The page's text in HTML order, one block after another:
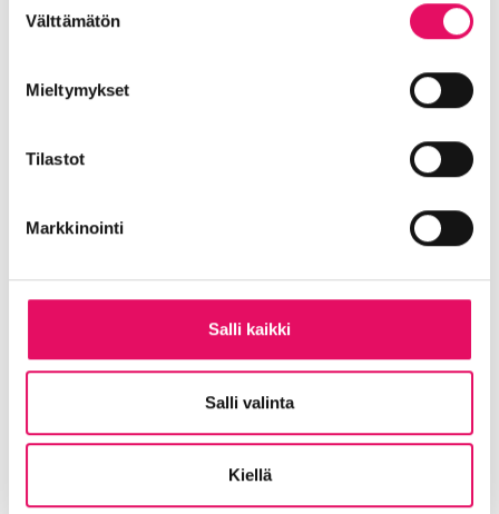
valinta
Välttämätön
Mieltymykset
Tilastot
Markkinointi
Salli kaikki
Salli valinta
Kiellä
mukaisesti odotamme yritykseltä sitoutumista
sen oman kasvusuunnitelman tavoitteisiin ja
aktiviteetteihin. Vain näin kasvupolusta saadaan
Ilmoittaudu kiinnostuneiden joukkoon HETI! Me
Jaa artikkeli
somessa
Siirry Uutiset-sivulle
Uutiskategoriat